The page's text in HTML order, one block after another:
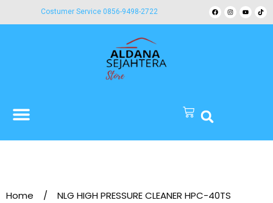
Costumer Service 0856-9498-2722
Home / NLG HIGH PRESSURE CLEANER HPC-40TS